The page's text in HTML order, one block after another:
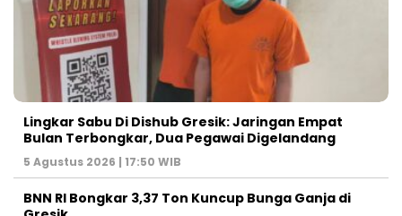
Lingkar Sabu Di Dishub Gresik: Jaringan Empat
Bulan Terbongkar, Dua Pegawai Digelandang
5 Agustus 2026 | 17:50 WIB
BNN RI Bongkar 3,37 Ton Kuncup Bunga Ganja di